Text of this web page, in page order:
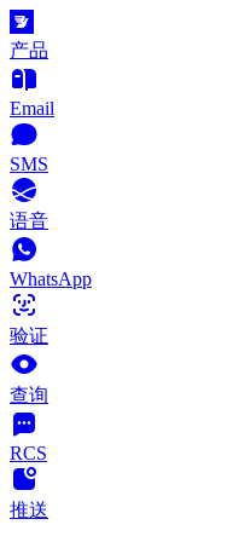
产品
Email
SMS
语音
WhatsApp
验证
查询
RCS
推送